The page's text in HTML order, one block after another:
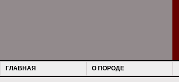
ГЛАВНАЯ О ПОРОДЕ